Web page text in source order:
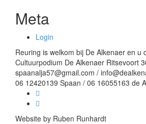
Meta
Login
Reuring is welkom bij De Alkenaer en u
Cultuurpodium De Alkenaer Ritsevoort
spaanalja57@gmail.com /
06 12420139 Spaan / 06 16055163 de
Facebook
link
Linkedin
Website by Ruben Runhardt